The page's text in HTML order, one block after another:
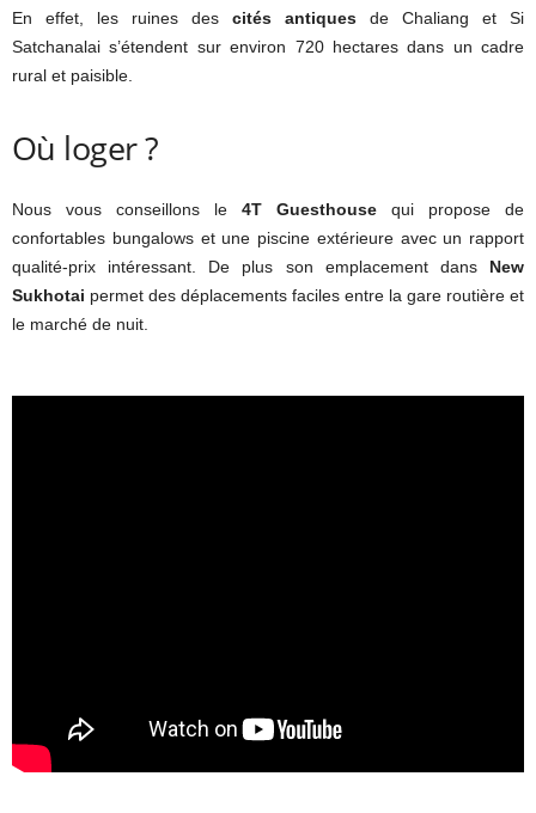
En effet, les ruines des cités antiques de Chaliang et Si
Satchanalai s’étendent sur environ 720 hectares dans un cadre
rural et paisible.
Où loger ?
Nous vous conseillons le 4T Guesthouse qui propose de
confortables bungalows et une piscine extérieure avec un rapport
qualité-prix intéressant. De plus son emplacement dans New
Sukhotai permet des déplacements faciles entre la gare routière et
le marché de nuit.